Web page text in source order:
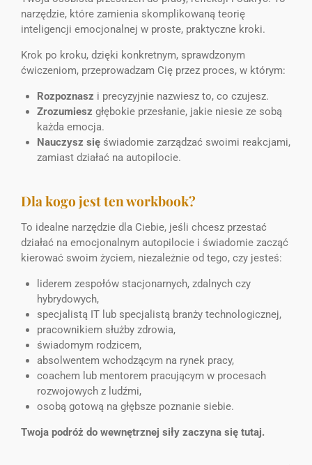
narzędzie, które zamienia skomplikowaną teorię
inteligencji emocjonalnej w proste, praktyczne kroki.
Krok po kroku, dzięki konkretnym, sprawdzonym
ćwiczeniom, przeprowadzam Cię przez proces, w którym:
Rozpoznasz i precyzyjnie nazwiesz to, co czujesz.
Zrozumiesz głębokie przesłanie, jakie niesie ze sobą
każda emocja.
Nauczysz sięświadomie zarządzać swoimi reakcjami,
zamiast działać na autopilocie.
Dla kogo jest ten workbook?
To idealne narzędzie dla Ciebie, jeśli chcesz przestać
działać na emocjonalnym autopilocie i świadomie zacząć
kierować swoim życiem, niezależnie od tego, czy jesteś:
liderem zespołów stacjonarnych, zdalnych czy
hybrydowych,
specjalistą IT lub specjalistą branży technologicznej,
pracownikiem służby zdrowia,
świadomym rodzicem,
absolwentem wchodzącym na rynek pracy,
coachem lub mentorem pracującym w procesach
rozwojowych z ludźmi,
osobą gotową na głębsze poznanie siebie.
Twoja podróż do wewnętrznej siły zaczyna się tutaj.